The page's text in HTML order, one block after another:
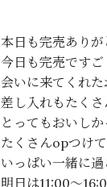
本日も完売あり
今日も完売です
会いに来てくれ
差し入れもたく
とってもおいしか
たくさんopつけ
いっぱい一緒に
明日は11:00〜